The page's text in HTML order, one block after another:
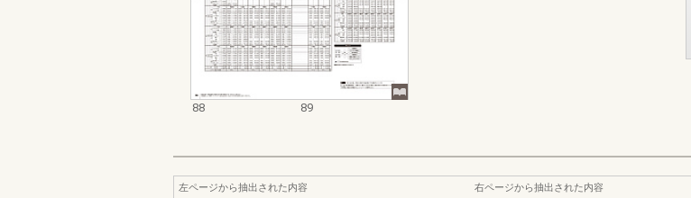
88 89
左ページから抽出された内容
右ページから抽出された内容